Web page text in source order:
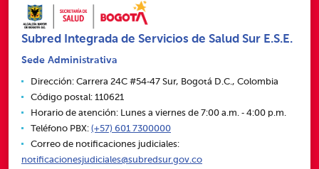
Subred Integrada de Servicios de Salud Sur E.S.E.
Sede Administrativa
Dirección: Carrera 24C #54‑47 Sur, Bogotá D.C., Colombia
Código postal: 110621
Horario de atención: Lunes a viernes de 7:00 a.m. ‑ 4:00 p.m.
Teléfono PBX: (+57) 601 7300000
Correo de notificaciones judiciales:
notificacionesjudiciales@subredsur.gov.co